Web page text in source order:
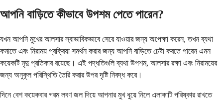
আপনি বাড়িতে কীভাবে উপশম পেতে পারেন?
যখন আপনি মুখের আলসার স্বাভাবিকভাবে সেরে যাওয়ার জন্য অপেক্ষা করেন, তখন ব্যথা
কমাতে এবং নিরাময় প্রক্রিয়া সমর্থন করার জন্য আপনি বাড়িতে চেষ্টা করতে পারেন এমন
কয়েকটি মৃদু প্রতিকার রয়েছে। এই পদ্ধতিগুলি ব্যথা উপশম, আলসার রক্ষা এবং নিরাময়ের
জন্য অনুকূল পরিস্থিতি তৈরি করার উপর দৃষ্টি নিবদ্ধ করে।
দিনে বেশ কয়েকবার গরম লবণ জল দিয়ে আপনার মুখ ধুয়ে নিলে এলাকাটি পরিষ্কার রাখতে